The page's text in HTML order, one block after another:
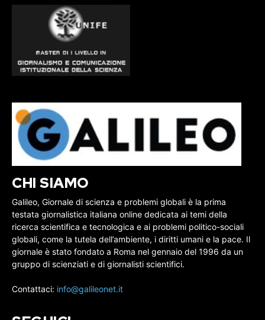
CHI SIAMO
Galileo, Giornale di scienza e problemi globali è la prima
testata giornalistica italiana online dedicata ai temi della
ricerca scientifica e tecnologica e ai problemi politico-sociali
globali, come la tutela dell’ambiente, i diritti umani e la pace. Il
giornale è stato fondato a Roma nel gennaio del 1996 da un
gruppo di scienziati e di giornalisti scientifici.
Contattaci: info@galileonet.it